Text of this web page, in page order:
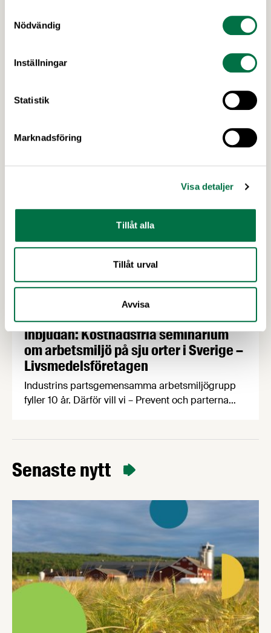
Nödvändig
Inställningar
Statistik
Marknadsföring
Visa detaljer
Tillåt alla
Tillåt urval
Avvisa
Nytt fördelaktigt avtal för ökad
kompetens inom kött och chark –
Arbetsförmedlingen har upphandlat en ny
och livsmedel. Utbildningen kan börja genomföras
med de kraftigt förbättrade villkoren från och med
den 1 september 2026. Karin Thapper, ansvarig
beskriver avtalet som en stor framgång.
Inbjudan: Kostnadsfria seminarium
om arbetsmiljö på sju orter i Sverige –
Livsmedelsföretagen
Industrins partsgemensamma arbetsmiljögrupp
fyller 10 år. Därför vill vi – Prevent och parterna
halvdagsseminarium om arbetsmiljö.
Under seminariet kommer du att få med dig ett
föreläsningspass med …
Senaste nytt